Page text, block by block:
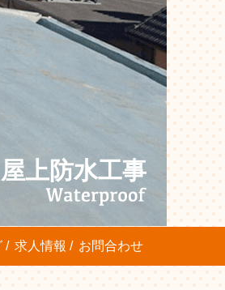
上防水工事
求人情報 お問合わせ